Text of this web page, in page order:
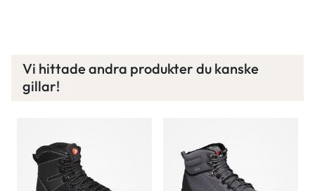
Vi hittade andra produkter du kanske
gillar!